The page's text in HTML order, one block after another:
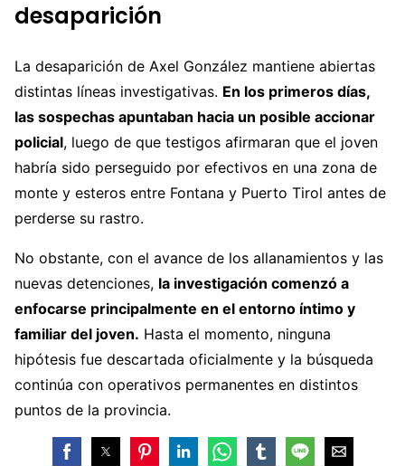
desaparición
La desaparición de Axel González mantiene abiertas
distintas líneas investigativas. En los primeros días,
las sospechas apuntaban hacia un posible accionar
policial, luego de que testigos afirmaran que el joven
habría sido perseguido por efectivos en una zona de
monte y esteros entre Fontana y Puerto Tirol antes de
perderse su rastro.
No obstante, con el avance de los allanamientos y las
nuevas detenciones, la investigación comenzó a
enfocarse principalmente en el entorno íntimo y
familiar del joven. Hasta el momento, ninguna
hipótesis fue descartada oficialmente y la búsqueda
continúa con operativos permanentes en distintos
puntos de la provincia.